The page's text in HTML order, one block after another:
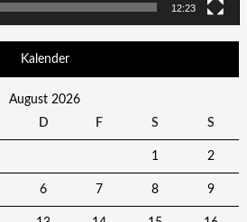
12:23
Kalender
August 2026
D F S S
1 2
6 7 8 9